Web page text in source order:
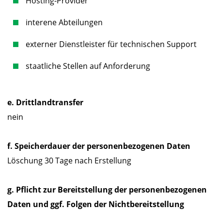
interene Abteilungen
externer Dienstleister für technischen Support
staatliche Stellen auf Anforderung
e. Drittlandtransfer
nein
f. Speicherdauer der personenbezogenen Daten
Löschung 30 Tage nach Erstellung
g. Pflicht zur Bereitstellung der personenbezogenen
Daten und ggf. Folgen der Nichtbereitstellung